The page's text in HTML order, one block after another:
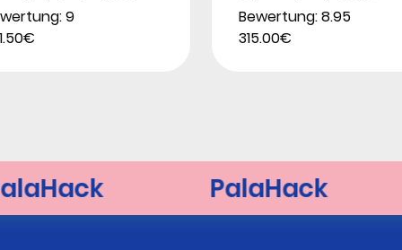
9
Bewertung: 8.95
315.00€